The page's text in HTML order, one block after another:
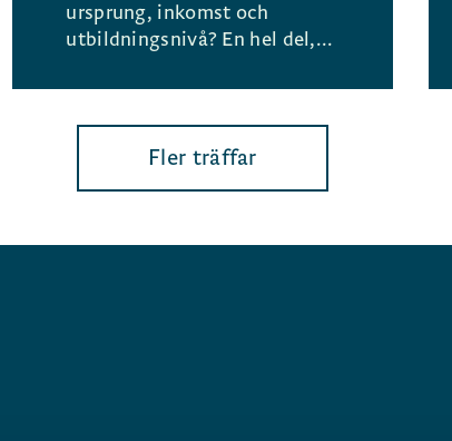
ursprung, inkomst och
utbildningsnivå? En hel del,...
Fler träffar